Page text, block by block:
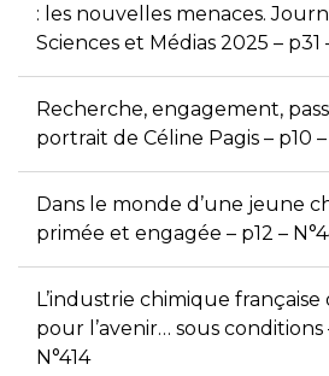
: les nouvelles menaces.
Sciences et Médias 2025 – p31
Recherche, engagement,
portrait de Céline Pagis – p10 –
Dans le monde d’une jeune
primée et engagée – p12 –
L’industrie chimique française
pour l’avenir… sous conditions
N°414